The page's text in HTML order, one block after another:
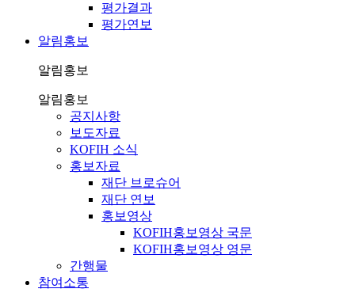
평가결과
평가연보
알림홍보
알림홍보
알림홍보
공지사항
보도자료
KOFIH 소식
홍보자료
재단 브로슈어
재단 연보
홍보영상
KOFIH홍보영상 국문
KOFIH홍보영상 영문
간행물
참여소통